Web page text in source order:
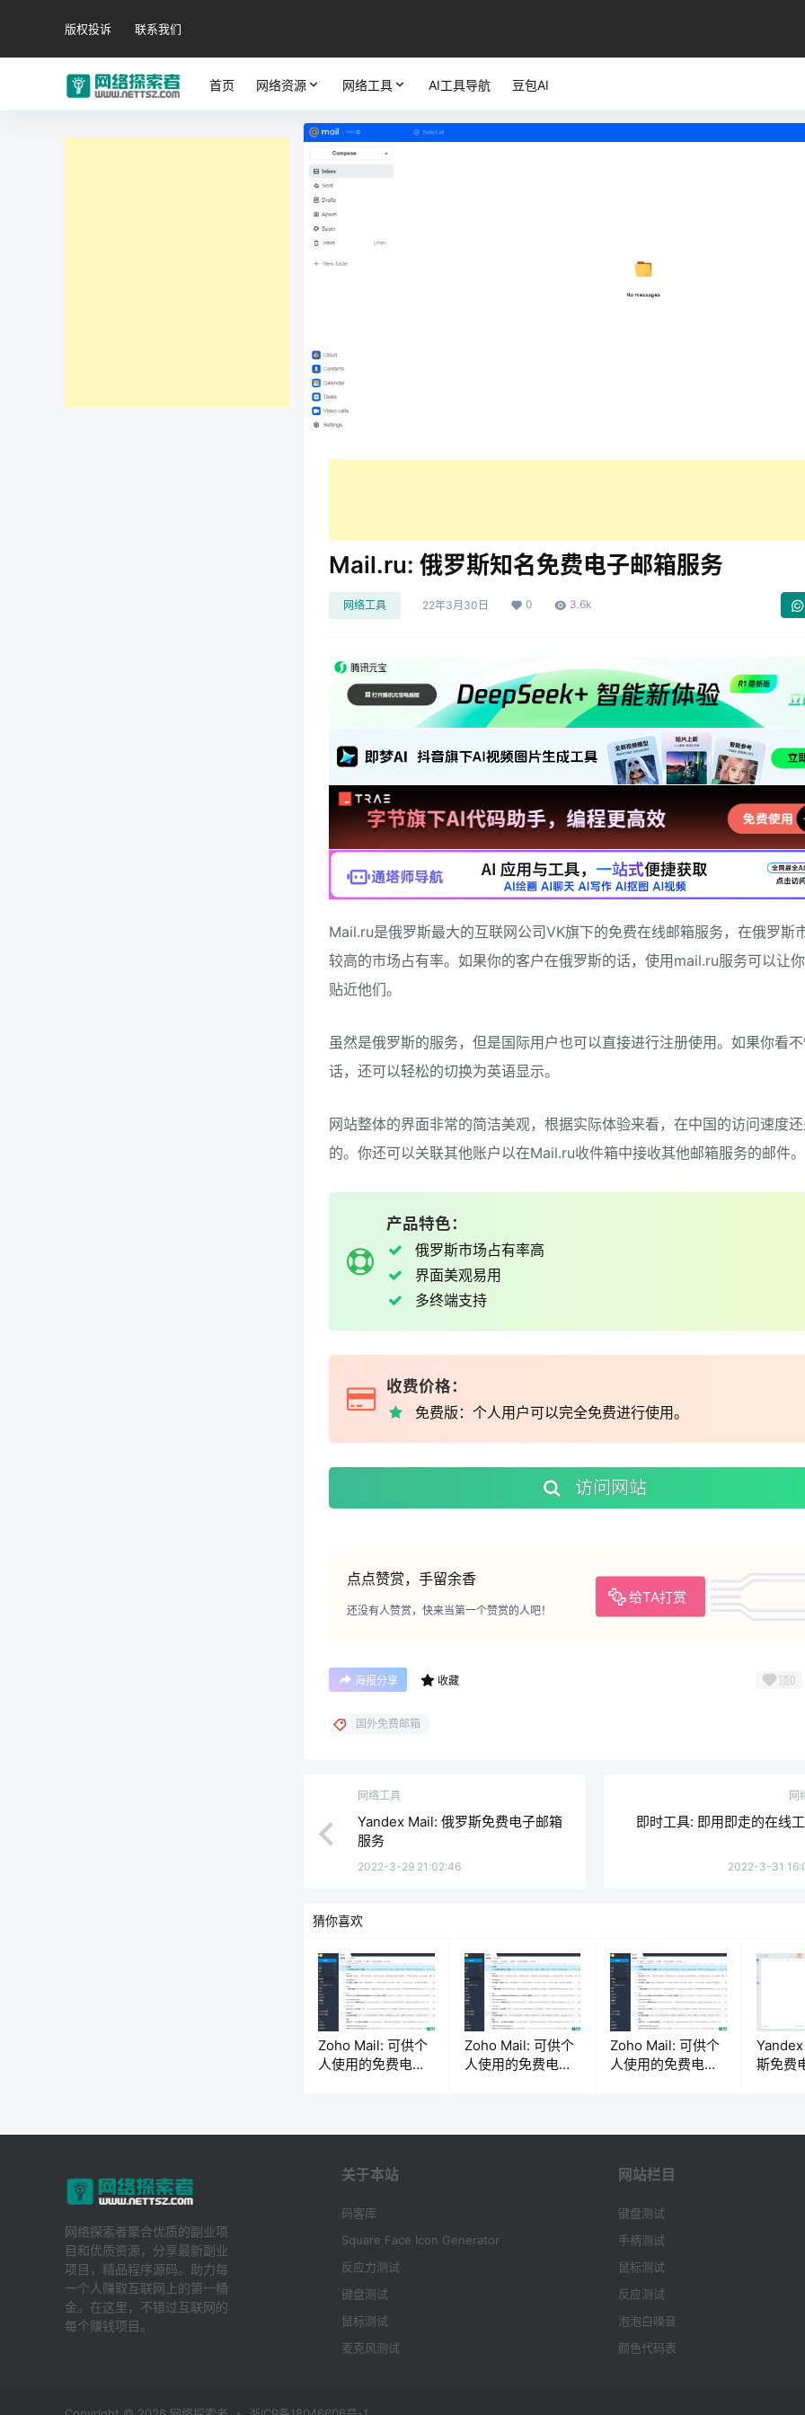
版权投诉 联系我们
首页 网络资源 网络工具 AI工具导航 豆包AI
Mail.ru: 俄罗斯知名免费电子邮箱服务
网络工具 22年3月30日 0 3.6k
Mail.ru是俄罗斯最大的互联网公司VK旗下的免费在线邮箱服务，在俄罗斯
较高的市场占有率。如果你的客户在俄罗斯的话，使用mail.ru服务可以让
贴近他们。
虽然是俄罗斯的服务，但是国际用户也可以直接进行注册使用。如果你看
话，还可以轻松的切换为英语显示。
网站整体的界面非常的简洁美观，根据实际体验来看，在中国的访问速度
的。你还可以关联其他账户以在Mail.ru收件箱中接收其他邮箱服务的邮件。
产品特色：
俄罗斯市场占有率高
界面美观易用
多终端支持
收费价格：
免费版：个人用户可以完全免费进行使用。
访问网站
点点赞赏，手留余香
给TA打赏
还没有人赞赏，快来当第一个赞赏的人吧！
海报分享 收藏 顶0
国外免费邮箱
网络工具
Yandex Mail: 俄罗斯免费电子邮箱
服务
2022-3-29 21:02:46
网
即时工具: 即用即走的在线
2022-3-31
猜你喜欢
Zoho Mail: 可供个
人使用的免费电子
Zoho Mail: 可供个
人使用的免费电子
Zoho Mail: 可供个
人使用的免费电子
斯免费
网络探索者聚合优质的副业项
目和优质资源，分享最新副业
项目，精品程序源码。助力每
一个人赚取互联网上的第一桶
金。在这里，不错过互联网的
每个赚钱项目。
关于本站
码客库
Square Face Icon Generator
反应力测试
键盘测试
鼠标测试
麦克风测试
网站栏目
键盘测试
手柄测试
鼠标测试
反应测试
泡泡白噪音
颜色代码表